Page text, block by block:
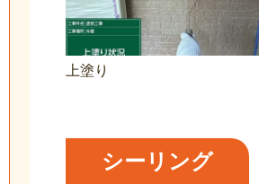
上塗り
シーリング